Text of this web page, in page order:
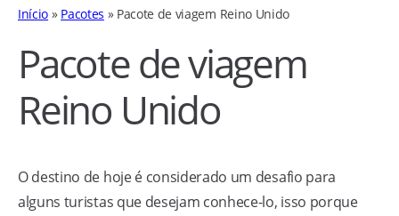
Início » Pacotes » Pacote de viagem Reino Unido
Pacote de viagem
Reino Unido
O destino de hoje é considerado um desafio para
alguns turistas que desejam conhece-lo, isso porque